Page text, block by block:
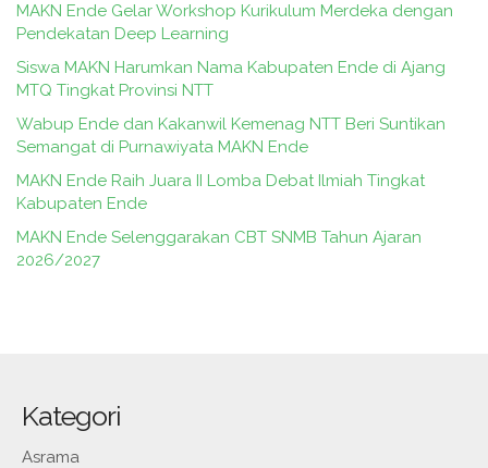
MAKN Ende Gelar Workshop Kurikulum Merdeka dengan
Pendekatan Deep Learning
Siswa MAKN Harumkan Nama Kabupaten Ende di Ajang
MTQ Tingkat Provinsi NTT
Wabup Ende dan Kakanwil Kemenag NTT Beri Suntikan
Semangat di Purnawiyata MAKN Ende
MAKN Ende Raih Juara II Lomba Debat Ilmiah Tingkat
Kabupaten Ende
MAKN Ende Selenggarakan CBT SNMB Tahun Ajaran
2026/2027
Kategori
Asrama